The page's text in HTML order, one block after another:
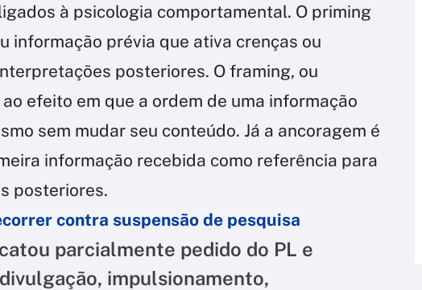
à psicologia comportamental. O priming
informação prévia que ativa crenças ou
posteriores. O framing, ou
efeito em que a ordem de uma informação
sem mudar seu conteúdo. Já a ancoragem é
informação recebida como referência para
posteriores.
contra suspensão de pesquisa
parcialmente pedido do PL e
impulsionamento,